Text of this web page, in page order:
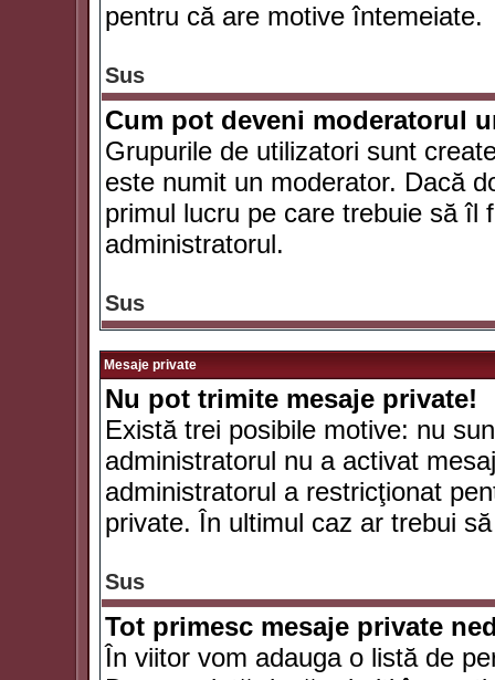
pentru că are motive întemeiate.
Sus
Cum pot deveni moderatorul
Grupurile de utilizatori sunt
este numit un moderator. Dacă
primul lucru pe care trebuie să îl
administratorul.
Sus
Mesaje private
Nu pot trimite mesaje private!
Există trei posibile motive: nu
administratorul nu a activat
administratorul a restricţionat
private. În ultimul caz ar trebui
Sus
Tot primesc mesaje private
În viitor vom adauga o listă de